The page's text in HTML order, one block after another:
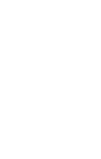
são feitos
metal,
durabilidade
pode,
na
mais
roupas
são
escolha do